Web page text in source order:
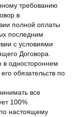
требованию
в
полной оплаты
последним
с условиями
Договора.
в одностороннем
обязательств по
все
100%
настоящему